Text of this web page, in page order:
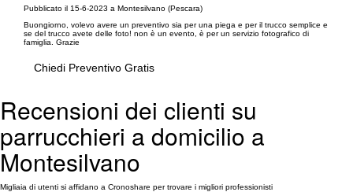
Pubblicato il 15-6-2023 a Montesilvano (Pescara)
Buongiorno, volevo avere un preventivo sia per una piega e per il trucco semplice e
se del trucco avete delle foto! non è un evento, è per un servizio fotografico di
famiglia. Grazie
Chiedi Preventivo Gratis
Recensioni dei clienti su
parrucchieri a domicilio a
Montesilvano
Migliaia di utenti si affidano a Cronoshare per trovare i migliori professionisti